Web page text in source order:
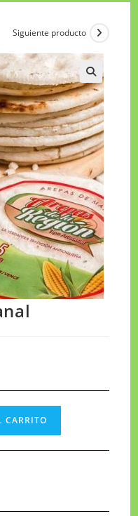
Siguiente producto
CARRITO